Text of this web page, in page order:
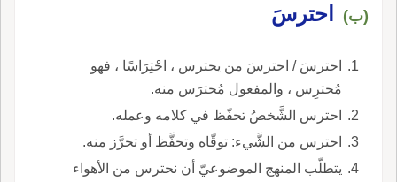
(ب) احترسَ
احترسَ / احترسَ من يحترس ، احْتِرَاسًا ، فهو
مُحترِس ، والمفعول مُحترَس منه.
احترس الشَّخصُ تحفّظ في كلامه وعمله.
احترس من الشَّيء: توقّاه وتحفَّظ أو تحرَّز منه.
يتطلّب المنهج الموضوعيّ أن نحترس من الأهواء